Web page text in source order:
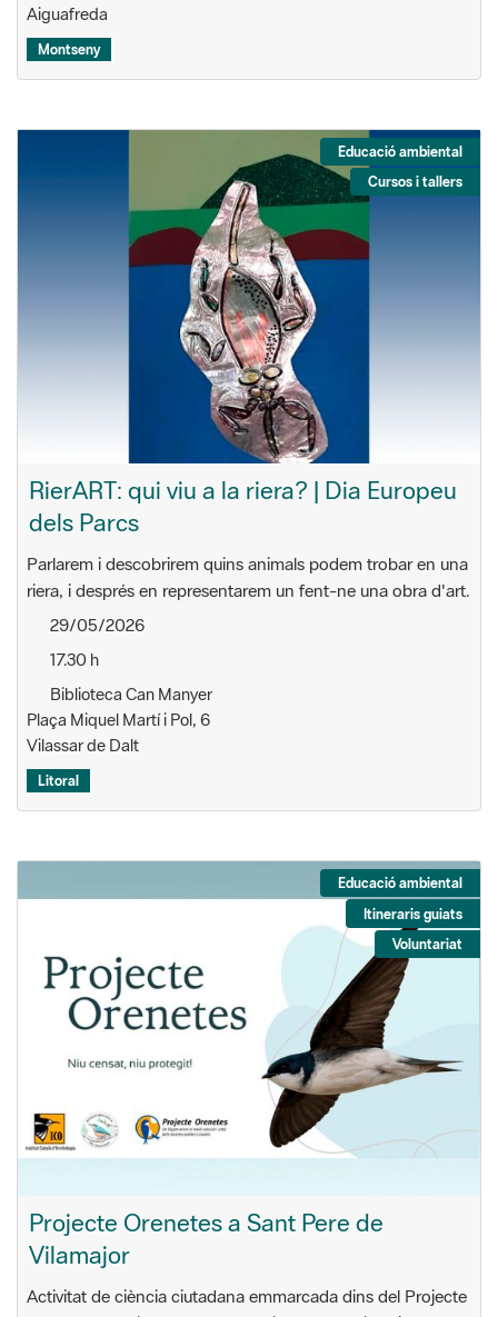
Aiguafreda
Montseny
Educació ambiental
Cursos i tallers
RierART: qui viu a la riera? | Dia Europeu
dels Parcs
Parlarem i descobrirem quins animals podem trobar en una
riera, i després en representarem un fent-ne una obra d'art.
29/05/2026
17.30 h
Biblioteca Can Manyer
Plaça Miquel Martí i Pol, 6
Vilassar de Dalt
Litoral
Educació ambiental
Itineraris guiats
Voluntariat
Projecte Orenetes a Sant Pere de
Vilamajor
Activitat de ciència ciutadana emmarcada dins del Projecte